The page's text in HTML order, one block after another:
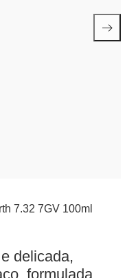
7.32 7GV 100ml
delicada,
formulada